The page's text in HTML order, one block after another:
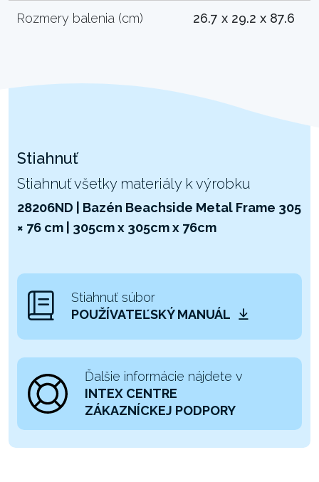
Rozmery balenia (cm) 26.7 x 29.2 x 87.6
Stiahnuť
Stiahnuť všetky materiály k výrobku
28206ND | Bazén Beachside Metal Frame 305
× 76 cm | 305cm x 305cm x 76cm
Stiahnuť súbor
POUŽÍVATEĽSKÝ MANUÁL
Ďalšie informácie nájdete v
INTEX CENTRE
ZÁKAZNÍCKEJ PODPORY